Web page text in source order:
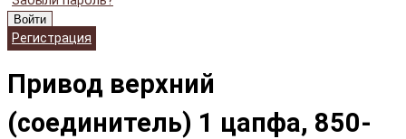
Войти
Регистрация
Привод верхний
(соединитель) 1 цапфа, 850-